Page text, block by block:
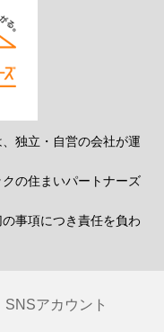
独立・自営の会社が運
の住まいパートナーズ
事項につき責任を負わ
アカウント